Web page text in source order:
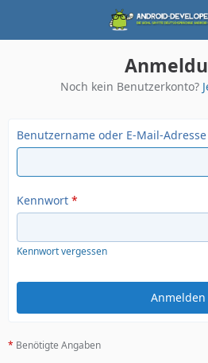
Noch kein Benutzerkonto?
Benutzername oder E-Mail-Adresse
Kennwort *
Kennwort vergessen
* Benötigte Angaben